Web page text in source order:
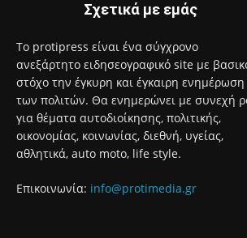
Σχετικά με εμάς
Το protipress είναι ένα σύγχρονο
ανεξάρτητο ειδησεογραφικό site με
στόχο την έγκυρη και έγκαιρη ενημέρωση
των πολιτών. Θα ενημερώνει με συνεχή
για θέματα αυτοδιοίκησης, πολιτικής,
οικονομίας, κοινωνίας, διεθνή, υγείας,
αθλητικά, auto moto, life style.
Επικοινωνία: info@protimedia.gr